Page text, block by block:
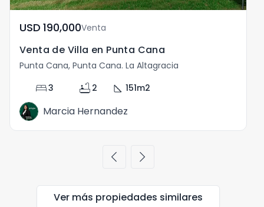
USD	190,000Venta
Venta de Villa en Punta Cana
Punta Cana, Punta Cana. La Altagracia
bed3 bathtub 2 square_foot 151m2
Marcia Hernandez
chevron_left chevron_right
Ver más propiedades similares